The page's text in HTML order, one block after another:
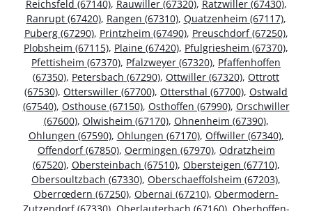
Reichsfeld (67140), Rauwiller (67320), Ratzwiller (67430),
Ranrupt (67420), Rangen (67310), Quatzenheim (67117),
Puberg (67290), Printzheim (67490), Preuschdorf (67250),
Plobsheim (67115), Plaine (67420), Pfulgriesheim (67370),
Pfettisheim (67370), Pfalzweyer (67320), Pfaffenhoffen
(67350), Petersbach (67290), Ottwiller (67320), Ottrott
(67530), Otterswiller (67700), Ottersthal (67700), Ostwald
(67540), Osthouse (67150), Osthoffen (67990), Orschwiller
(67600), Olwisheim (67170), Ohnenheim (67390),
Ohlungen (67590), Ohlungen (67170), Offwiller (67340),
Offendorf (67850), Oermingen (67970), Odratzheim
(67520), Obersteinbach (67510), Obersteigen (67710),
Obersoultzbach (67330), Oberschaeffolsheim (67203),
Oberrœdern (67250), Obernai (67210), Obermodern-